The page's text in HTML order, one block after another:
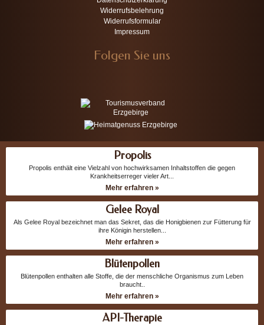
Widerrufsbelehrung
Widerrufsformular
Impressum
Folgen Sie uns
Propolis
Propolis enthält eine Vielzahl von hochwirksamen Inhaltstoffen die gegen
Krankheitserreger vieler Art...
Mehr erfahren »
Gelee Royal
Als Gelee Royal bezeichnet man das Sekret, das die Honigbienen zur Fütterung für
ihre Königin herstellen...
Mehr erfahren »
Blütenpollen
Blütenpollen enthalten alle Stoffe, die der menschliche Organismus zum Leben
braucht..
Mehr erfahren »
API-Therapie